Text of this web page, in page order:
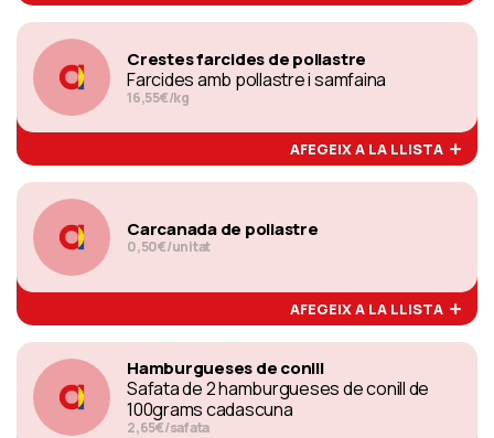
Crestes farcides de pollastre
Farcides amb pollastre i samfaina
16,55€/kg
AFEGEIX A LA LLISTA
Carcanada de pollastre
0,50€/unitat
AFEGEIX A LA LLISTA
Hamburgueses de conill
Safata de 2 hamburgueses de conill de
100grams cadascuna
2,65€/safata